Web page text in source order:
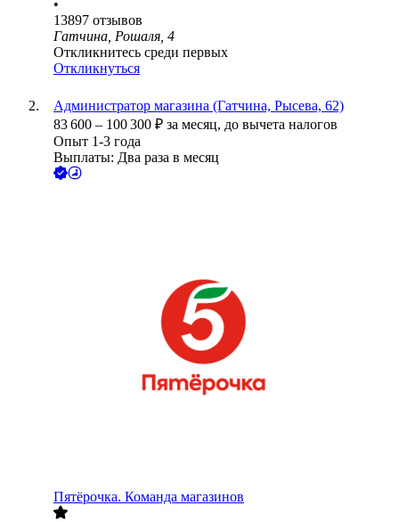
•
13897 отзывов
Гатчина, Рошаля, 4
Откликнитесь среди первых
Откликнуться
Администратор магазина (Гатчина, Рысева, 62)
83 600 – 100 300 ₽ за месяц, до вычета налогов
Опыт 1-3 года
Выплаты: Два раза в месяц
Пятёрочка. Команда магазинов